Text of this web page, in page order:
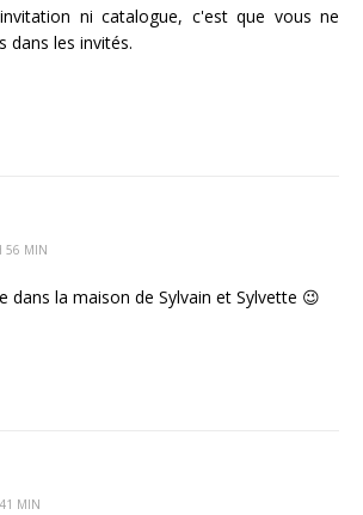
ni catalogue, c'est que vous ne
dans les invités.
56 MIN
dans la maison de Sylvain et Sylvette 😉
MIN